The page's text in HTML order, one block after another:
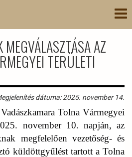
AZ
TERÜLETI
dátuma: 2025. november 14.
Tolna Vármegyei
november 10. napján, az
megfelelően vezetőség- és
küldöttgyűlést tartott a Tolna